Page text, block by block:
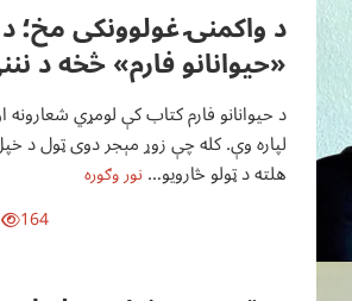
د واکمنۍ غولوونکی مخ؛
«حيوانانو فارم» څخه د
د حيوانانو فارم کتاب کې لومړي
لپاره وې. کله چې زوړ مېجر دوی ټول د
هلته د ټولو څارویو… نور وګوره
164